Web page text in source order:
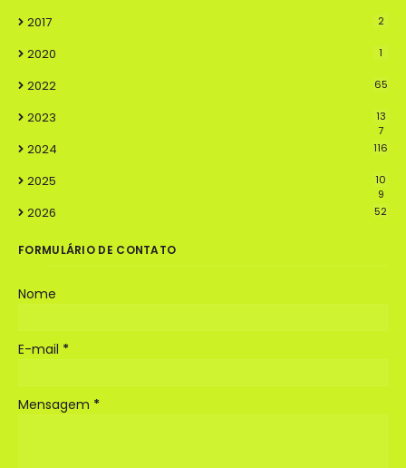
2017 2
2020 1
2022 65
2023
13
7
2024 116
2025
10
9
2026 52
FORMULÁRIO DE CONTATO
Nome
E-mail *
Mensagem *